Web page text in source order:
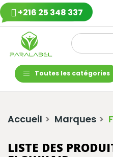
+216 25 348 337
Toutes les catégories
Accueil Marques
LISTE DES